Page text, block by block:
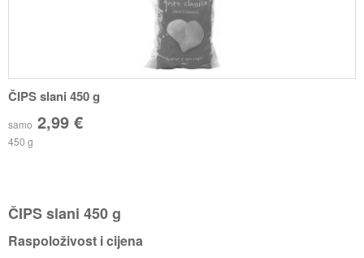
ČIPS slani 450 g
samo 2,99 €
450 g
ČIPS slani 450 g
Raspoloživost i cijena